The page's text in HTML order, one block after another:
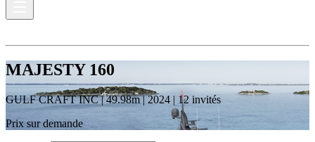
MAJESTY 160
GULF CRAFT INC|49.98m |2024 | 12 invités
Prix sur demande